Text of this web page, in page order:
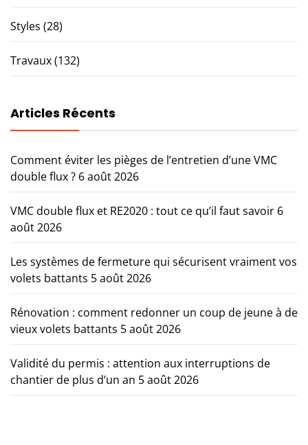
Styles (28)
Travaux(132)
Articles Récents
Comment éviter les pièges de l’entretien d’une VMC
double flux ? 6 août 2026
VMC double flux et RE2020 : tout ce qu’il faut savoir 6
août 2026
Les systèmes de fermeture qui sécurisent vraiment vos
volets battants 5 août 2026
Rénovation : comment redonner un coup de jeune à de
vieux volets battants 5 août 2026
Validité du permis : attention aux interruptions de
chantier de plus d’un an 5 août 2026